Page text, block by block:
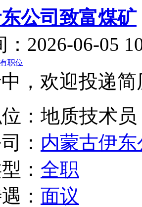
公司致富煤矿
：2026-06-05
职位
，欢迎投递
：地质技术员
： 内蒙古伊
： 全职
： 面议